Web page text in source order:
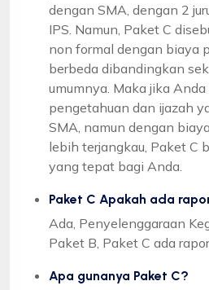
dengan SMA, dengan 2
IPS. Namun, Paket C
non formal dengan biaya
berbeda dibandingkan
umumnya. Maka jika
pengetahuan dan ijazah
SMA, namun dengan
lebih terjangkau, Paket C
yang tepat bagi Anda.
Paket C Apakah ada
Ada, Penyelenggaraan
Paket B, Paket C ada
Apa gunanya Paket C?